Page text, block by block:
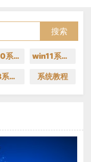
Win10系统下载 win11系统下载
Win8系统下载 系统教程